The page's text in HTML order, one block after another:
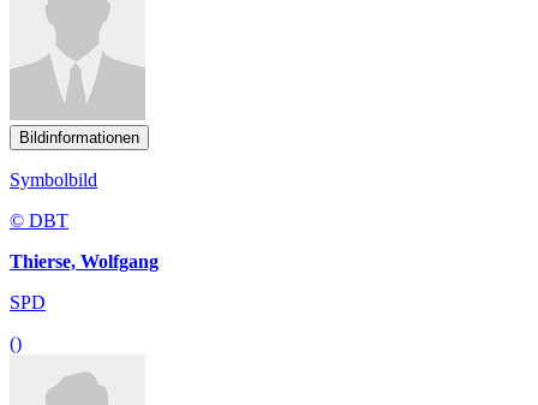
Bildinformationen
Symbolbild
© DBT
Thierse, Wolfgang
SPD
()